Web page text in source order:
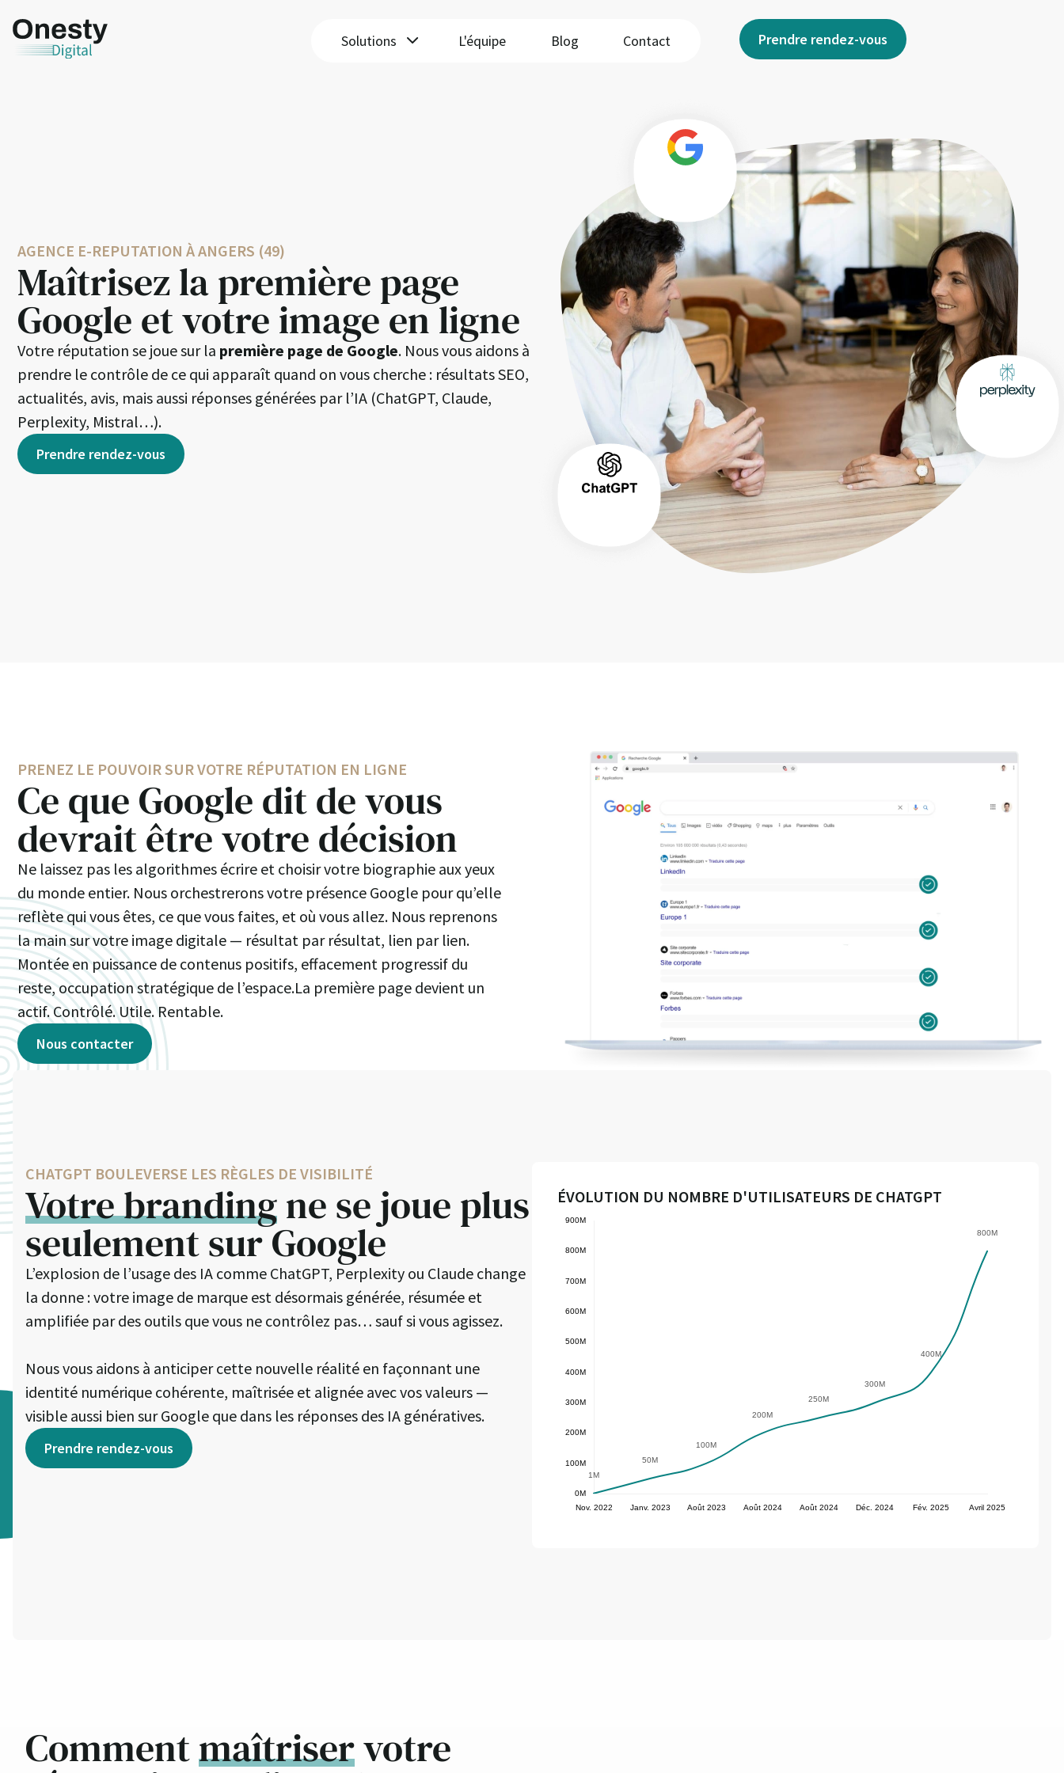
Solutions L'équipe Blog Contact Prendre rendez-vous
AGENCE E-REPUTATION À ANGERS (49)
Maîtrisez la première page
Google et votre image en ligne
Votre réputation se joue sur la première page de Google. Nous vous aidons à
prendre le contrôle de ce qui apparaît quand on vous cherche : résultats SEO,
actualités, avis, mais aussi réponses générées par l’IA (ChatGPT, Claude,
Perplexity, Mistral…).
Prendre rendez-vous
PRENEZ LE POUVOIR SUR VOTRE RÉPUTATION EN LIGNE
Ce que Google dit de vous
devrait être votre décision
Ne laissez pas les algorithmes écrire et choisir votre biographie aux yeux
du monde entier. Nous orchestrerons votre présence Google pour qu’elle
reflète qui vous êtes, ce que vous faites, et où vous allez. Nous reprenons
la main sur votre image digitale — résultat par résultat, lien par lien.
Montée en puissance de contenus positifs, effacement progressif du
reste, occupation stratégique de l’espace.La première page devient un
actif. Contrôlé. Utile. Rentable.
Nous contacter
CHATGPT BOULEVERSE LES RÈGLES DE VISIBILITÉ
Votre brandingne se joue plus
seulement sur Google
L’explosion de l’usage des IA comme ChatGPT, Perplexity ou Claude change
la donne : votre image de marque est désormais générée, résumée et
amplifiée par des outils que vous ne contrôlez pas… sauf si vous agissez.
Nous vous aidons à anticiper cette nouvelle réalité en façonnant une
identité numérique cohérente, maîtrisée et alignée avec vos valeurs —
visible aussi bien sur Google que dans les réponses des IA génératives.
Prendre rendez-vous
ÉVOLUTION DU NOMBRE D'UTILISATEURS DE CHATGPT
Commentmaîtriservotre